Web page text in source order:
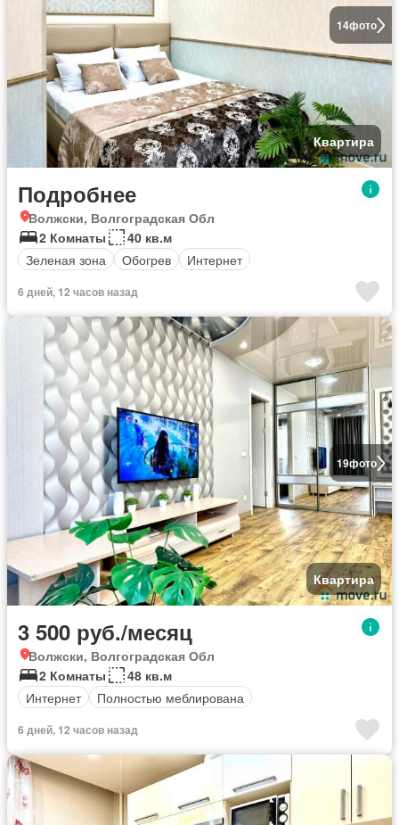
14фото
Квартира
Подробнее
Волжски, Волгоградская Обл
2 Комнаты
40 кв.м
Зеленая зона
Обогрев Интернет
6 дней, 12 часов назад
19фото
Квартира
3 500 руб./месяц
Волжски, Волгоградская Обл
2 Комнаты
48 кв.м
Интернет
Полностью меблирована
6 дней, 12 часов назад